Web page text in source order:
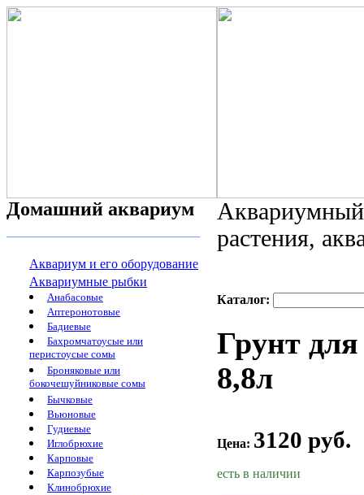
Домашний аквариум
Аквариум и его оборудование
Аквариумные рыбки
Анабасовые
Аптеронотовые
Бадиевые
Бахромчатоусые или
перистоусые сомы
Броняковые или
бокочешуйниковые сомы
Бычковые
Вьюновые
Гудиевые
Иглобрюхие
Карповые
Карпозубые
Клинобрюхие
растения,
Каталог:
Грунт
8,8л
Цена: 3120 руб.
есть в наличии